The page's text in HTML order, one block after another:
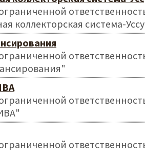
коллекторская система-